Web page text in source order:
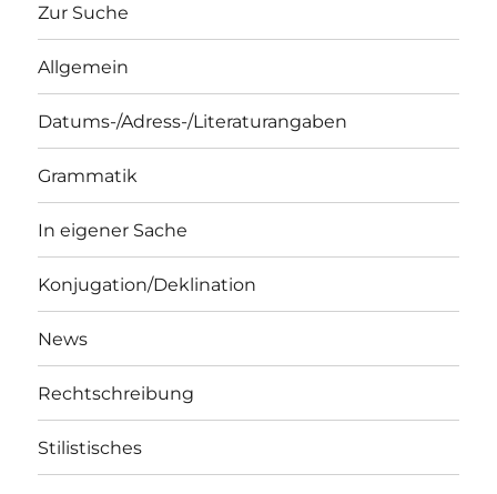
Zur Suche
Allgemein
Datums-/Adress-/Literaturangaben
Grammatik
In eigener Sache
Konjugation/Deklination
News
Rechtschreibung
Stilistisches